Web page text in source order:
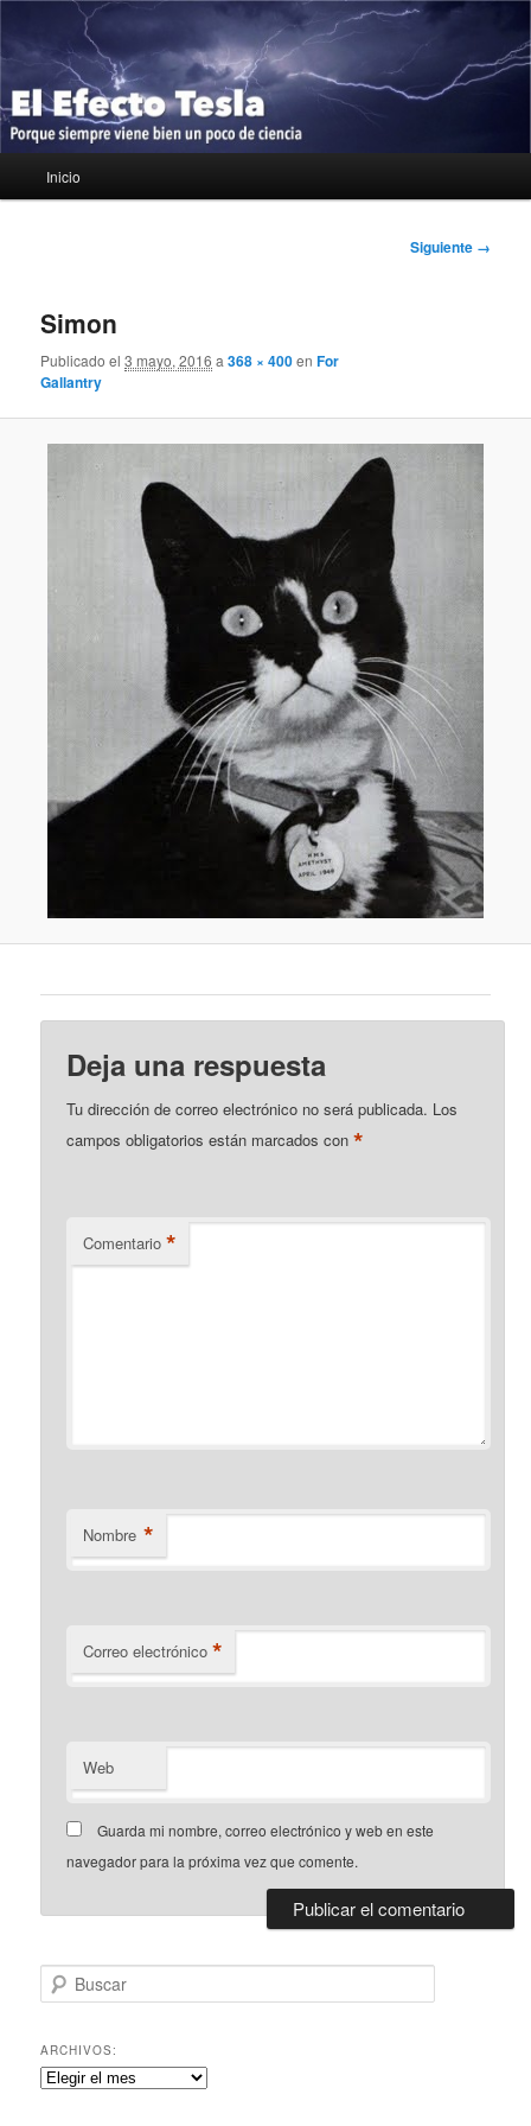
contenido
principalEl Efecto Tesla
Porque siempre viene bien un poco de ciencia
principal
Inicio
Siguiente →
Simon
Publicado el 3 mayo, 2016 a368 × 400enFor
Gallantry
Deja una respuesta
Tu dirección de correo electrónico no será publicada. Los
campos obligatorios están marcados con*
Comentario *
Nombre *
Correo electrónico *
Web
Guarda mi nombre, correo electrónico y web en este
navegador para la próxima vez que comente.
u
c
a
r
ARCHIVOS:
Archivos: